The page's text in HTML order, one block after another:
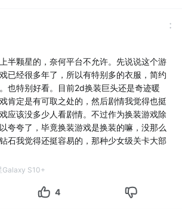
半颗星的，奈何平台不允许。先说说这个游
已经很多年了，所以有特别多的衣服，简约
也特别好看。目前2d换装巨头还是奇迹暖
肯定是有可取之处的，然后剧情我觉得也挺
应该没多少人看剧情。不过作为换装游戏除
夸夸了，毕竟换装游戏是换装的嘛，没那么
石我觉得还挺容易的，那种少女级关卡大部
是一些设计图纸和体力，金币啥的，然后公
，抽阁也只需要几千钻，不过live2d就需要3
意思，地狱级难度啊喂，开荒也非常的肝，
Galaxy S10+
4